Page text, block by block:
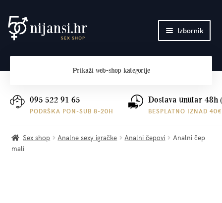
Preskoči
na
Skoči
do
Izbornik
Plaćanje i dostava
Prikaži web-shop kategorije
095 522 91 65
PODRŠKA PON-SUB 8-20H
Dostava unutar 48h
BESPLATNO IZNAD 40€
Sex shop Analne sexy igračke Analni čepovi
Analni čep
mali